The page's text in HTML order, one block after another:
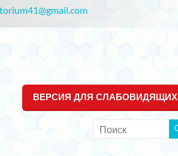
ВЕРСИЯ ДЛЯ СЛАБОВИДЯЩИХ